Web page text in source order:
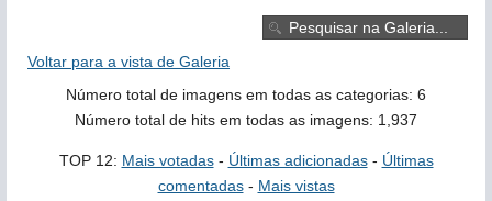
Voltar para a vista de Galeria
Número total de imagens em todas as categorias: 6
Número total de hits em todas as imagens: 1,937
TOP 12: Mais votadas- Últimas adicionadas- Últimas
comentadas- Mais vistas